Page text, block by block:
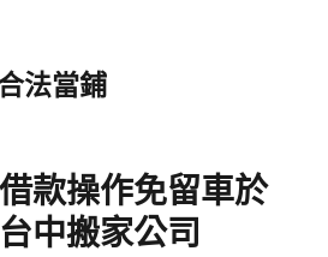
法當鋪
款操作免留車於
中搬家公司